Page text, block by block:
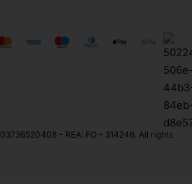
– REA: FO – 314246. All rights